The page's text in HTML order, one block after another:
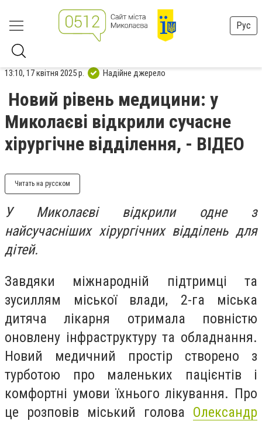
Рус
13:10, 17 квітня 2025 р. Надійне джерело
Новий рівень медицини: у
Миколаєві відкрили сучасне
хірургічне відділення, - ВІДЕО
Читать на русском
У Миколаєві відкрили одне з
найсучасніших хірургічних відділень для
дітей.
Завдяки міжнародній підтримці та
зусиллям міської влади, 2-га міська
дитяча лікарня отримала повністю
оновлену інфраструктуру та обладнання.
Новий медичний простір створено з
турботою про маленьких пацієнтів і
комфортні умови їхнього лікування. Про
це розповів міський голова Олександр